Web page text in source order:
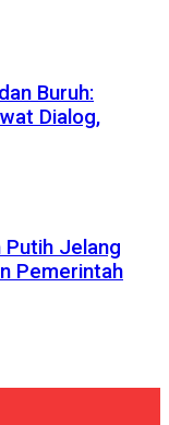
Buruh:
Dialog,
Putih Jelang
Pemerintah